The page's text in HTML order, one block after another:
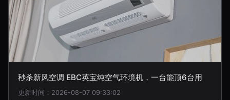
秒杀新风空调 EBC英宝纯空气环境机，一台能顶6台用
更新时间：2026-08-07 09:33:02